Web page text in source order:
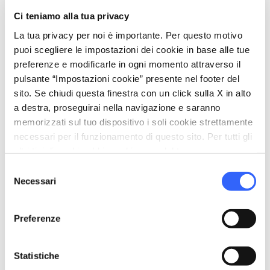
Ci teniamo alla tua privacy
La tua privacy per noi è importante. Per questo motivo
puoi scegliere le impostazioni dei cookie in base alle tue
preferenze e modificarle in ogni momento attraverso il
pulsante “Impostazioni cookie” presente nel footer del
sito. Se chiudi questa finestra con un click sulla X in alto
a destra, proseguirai nella navigazione e saranno
memorizzati sul tuo dispositivo i soli cookie strettamente
necessari per il funzionamento di questo sito. Per tutti gli
delNecessari
Preferenze
Statistiche
tenutabellavistainsuese.it